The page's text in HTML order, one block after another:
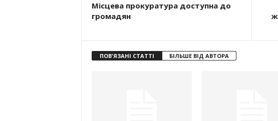
Місцева прокуратура доступна до
громадян
ПОВ'ЯЗАНІ СТАТТІ БІЛЬШЕ ВІД АВТОРА